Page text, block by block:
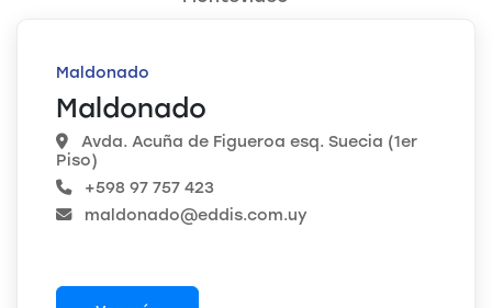
Maldonado
Maldonado
Avda. Acuña de Figueroa esq. Suecia (1er
Piso)
+598 97 757 423
maldonado@eddis.com.uy